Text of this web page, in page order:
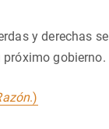
y derechas
próximo gobierno.
.)